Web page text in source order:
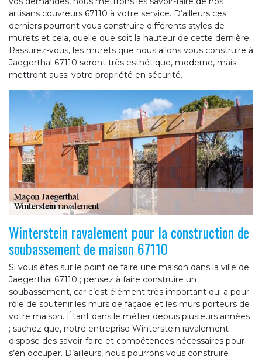
artisans couvreurs 67110 à votre service. D’ailleurs ces
derniers pourront vous construire différents styles de
murets et cela, quelle que soit la hauteur de cette dernière.
Rassurez-vous, les murets que nous allons vous construire à
Jaegerthal 67110 seront très esthétique, moderne, mais
mettront aussi votre propriété en sécurité.
Winterstein ravalement pour la construction de
soubassement de maison 67110
Si vous êtes sur le point de faire une maison dans la ville de
Jaegerthal 67110 ; pensez à faire construire un
soubassement, car c’est élément très important qui a pour
rôle de soutenir les murs de façade et les murs porteurs de
votre maison. Étant dans le métier depuis plusieurs années
; sachez que, notre entreprise Winterstein ravalement
dispose des savoir-faire et compétences nécessaires pour
s’en occuper. D’ailleurs, nous pourrons vous construire